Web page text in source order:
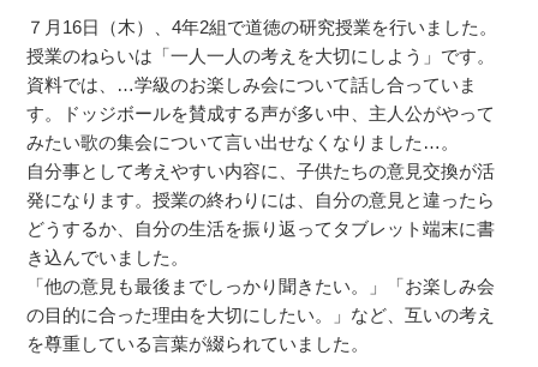
７月16日（木）、4年2組で道徳の研究授業を行いました。
授業のねらいは「一人一人の考えを大切にしよう」です。
資料では、…学級のお楽しみ会について話し合っていま
す。ドッジボールを賛成する声が多い中、主人公がやって
みたい歌の集会について言い出せなくなりました…。
自分事として考えやすい内容に、子供たちの意見交換が活
発になります。授業の終わりには、自分の意見と違ったら
どうするか、自分の生活を振り返ってタブレット端末に書
き込んでいました。
「他の意見も最後までしっかり聞きたい。」「お楽しみ会
の目的に合った理由を大切にしたい。」など、互いの考え
を尊重している言葉が綴られていました。